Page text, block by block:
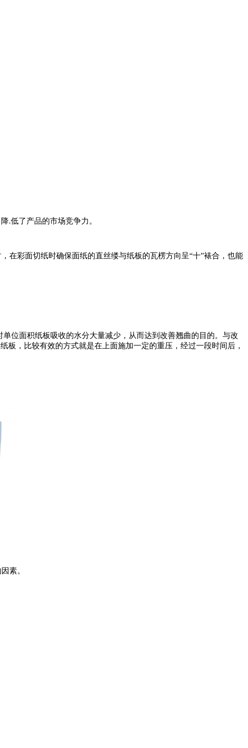
.低了产品的市场竞争力。
在彩面切纸时确保面纸的直丝缕与纸板的瓦楞方向呈“十”裱合，也能
位面积纸板吸收的水分大量减少，从而达到改善翘曲的目的。与改
，比较有效的方式就是在上面施加一定的重压，经过一段时间后，
素。